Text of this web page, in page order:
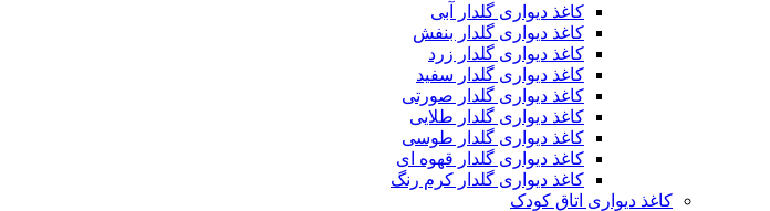
کاغذ دیواری گلدار آبی
کاغذ دیواری گلدار بنفش
کاغذ دیواری گلدار زرد
کاغذ دیواری گلدار سفید
کاغذ دیواری گلدار صورتی
کاغذ دیواری گلدار طلایی
کاغذ دیواری گلدار طوسی
کاغذ دیواری گلدار قهوه ای
کاغذ دیواری گلدار کرم رنگ
کاغذ دیواری اتاق کودک